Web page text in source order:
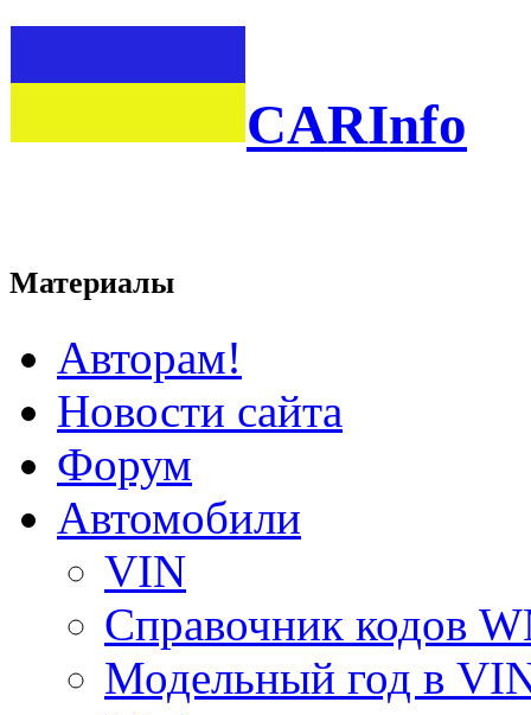
CARInfo
Материалы
Авторам!
Новости сайта
Форум
Автомобили
VIN
Справочник кодов
Модельный год в